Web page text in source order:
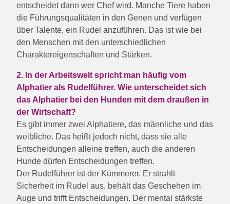
entscheidet dann wer Chef wird. Manche Tiere haben
die Führungsqualitäten in den Genen und verfügen
über Talente, ein Rudel anzuführen. Das ist wie bei
den Menschen mit den unterschiedlichen
Charaktereigenschaften und Stärken.
2. In der Arbeitswelt spricht man häufig vom
Alphatier als Rudelführer. Wie unterscheidet sich
das Alphatier bei den Hunden mit dem draußen in
der Wirtschaft?
Es gibt immer zwei Alphatiere, das männliche und das
weibliche. Das heißt jedoch nicht, dass sie alle
Entscheidungen alleine treffen, auch die anderen
Hunde dürfen Entscheidungen treffen.
Der Rudelführer ist der Kümmerer. Er strahlt
Sicherheit im Rudel aus, behält das Geschehen im
Auge und trifft Entscheidungen. Der mental stärkste